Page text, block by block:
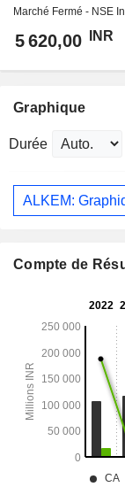
Marché Fermé - NSE
5 620,00 INR
Graphique
Durée
ALKEM:
Compte de